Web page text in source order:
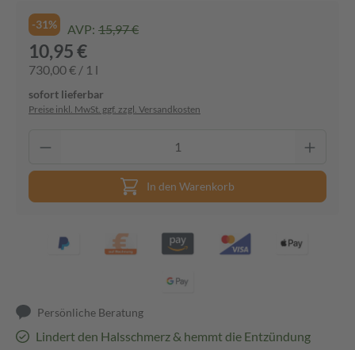
-31% AVP: 15,97 €
10,95 €
730,00 € / 1 l
sofort lieferbar
Preise inkl. MwSt. ggf. zzgl. Versandkosten
In den Warenkorb
Persönliche Beratung
Lindert den Halsschmerz & hemmt die Entzündung